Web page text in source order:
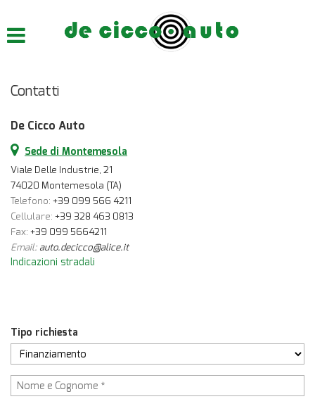
ACQUISTIAMO USATO
ASSISTENZA
CONTATTI
Contatti
De Cicco Auto
Sede di Montemesola
Viale Delle Industrie, 21
74020 Montemesola (TA)
Telefono: +39 099 566 4211
Cellulare: +39 328 463 0813
Fax: +39 099 5664211
Email: auto.decicco@alice.it
Indicazioni stradali
Tipo richiesta